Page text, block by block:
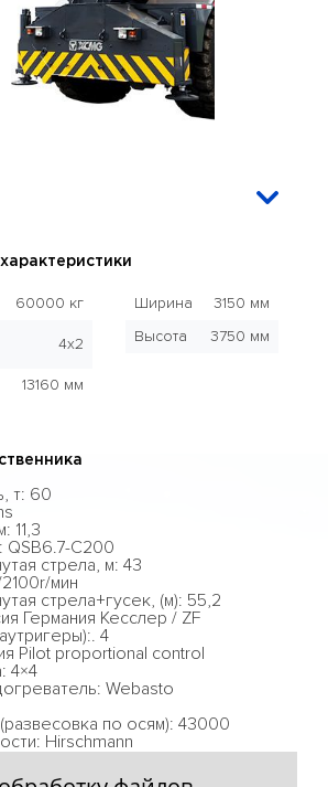
60000 кг
4x2
13160 мм
Ширина
3150 мм
Высота
3750 мм
т: 60
11,3
QSB6.7-C200
стрела, м: 43
мин
стрела+гусек, (м): 55,2
Германия Кесслер / ZF
4
Pilot proportional control
4×4
Webasto
по осям): 43000
Hirschmann